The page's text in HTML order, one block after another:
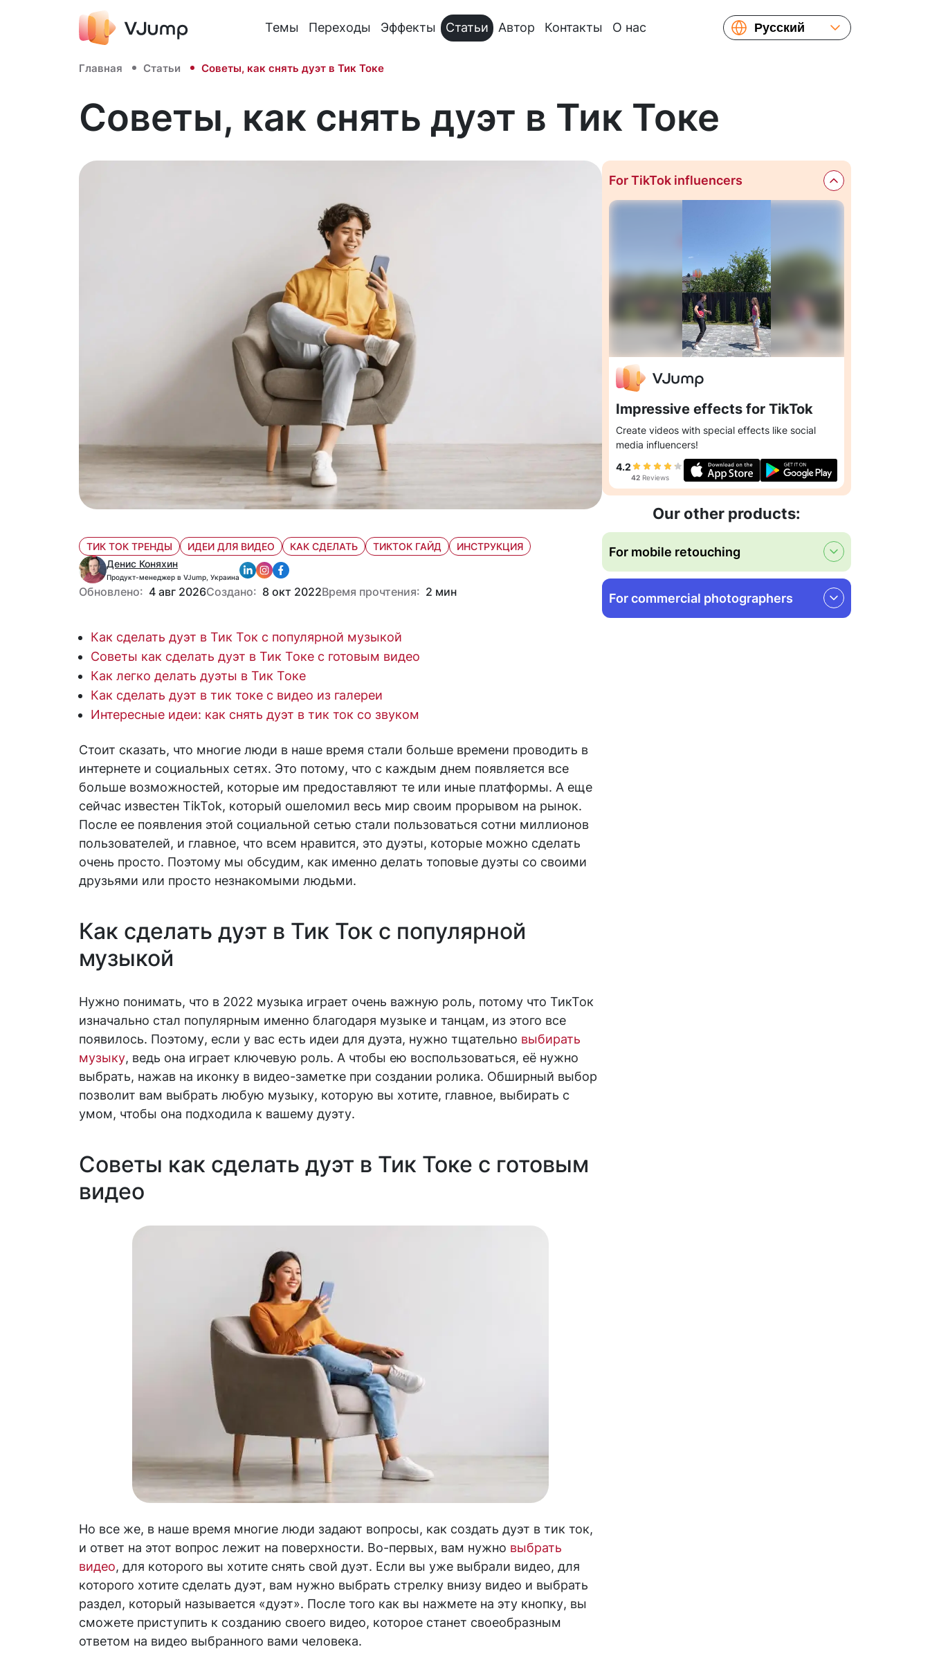
Темы Переходы Эффекты Статьи Автор Контакты О нас
Русский
Главная Статьи Советы, как снять дуэт в Тик Токе
Советы, как снять дуэт в Тик Токе
ТИК ТОК ТРЕНДЫ ИДЕИ ДЛЯ ВИДЕО КАК СДЕЛАТЬ ТИКТОК ГАЙД
ИНСТРУКЦИЯ
Денис Коняхин
Продукт-менеджер в VJump, Украина
Обновлено: 4 авг 2026Создано: 8 окт 2022Время прочтения: 2 мин
Как сделать дуэт в Тик Ток с популярной музыкой
Советы как сделать дуэт в Тик Токе с готовым видео
Как легко делать дуэты в Тик Токе
Как сделать дуэт в тик токе с видео из галереи
Интересные идеи: как снять дуэт в тик ток со звуком
Стоит сказать, что многие люди в наше время стали больше времени проводить в
интернете и социальных сетях. Это потому, что с каждым днем ​​появляется все
больше возможностей, которые им предоставляют те или иные платформы. А еще
сейчас известен TikTok, который ошеломил весь мир своим прорывом на рынок.
После ее появления этой социальной сетью стали пользоваться сотни миллионов
пользователей, и главное, что всем нравится, это дуэты, которые можно сделать
очень просто. Поэтому мы обсудим, как именно делать топовые дуэты со своими
друзьями или просто незнакомыми людьми.
Как сделать дуэт в Тик Ток с популярной
музыкой
Нужно понимать, что в 2022 музыка играет очень важную роль, потому что ТикТок
изначально стал популярным именно благодаря музыке и танцам, из этого все
появилось. Поэтому, если у вас есть идеи для дуэта, нужно тщательно выбирать
музыку, ведь она играет ключевую роль. А чтобы ею воспользоваться, её нужно
выбрать, нажав на иконку в видео-заметке при создании ролика. Обширный выбор
позволит вам выбрать любую музыку, которую вы хотите, главное, выбирать с
умом, чтобы она подходила к вашему дуэту.
Советы как сделать дуэт в Тик Токе с готовым
видео
Но все же, в наше время многие люди задают вопросы, как создать дуэт в тик ток,
и ответ на этот вопрос лежит на поверхности. Во-первых, вам нужно выбрать
видео, для которого вы хотите снять свой дуэт. Если вы уже выбрали видео, для
которого хотите сделать дуэт, вам нужно выбрать стрелку внизу видео и выбрать
раздел, который называется «дуэт». После того как вы нажмете на эту кнопку, вы
сможете приступить к созданию своего видео, которое станет своеобразным
ответом на видео выбранного вами человека.
For TikTok influencers
Impressive effects for TikTok
Create videos with special effects like social
media influencers!
4.2
42Reviews
Our other products:
For mobile retouching
For commercial photographers